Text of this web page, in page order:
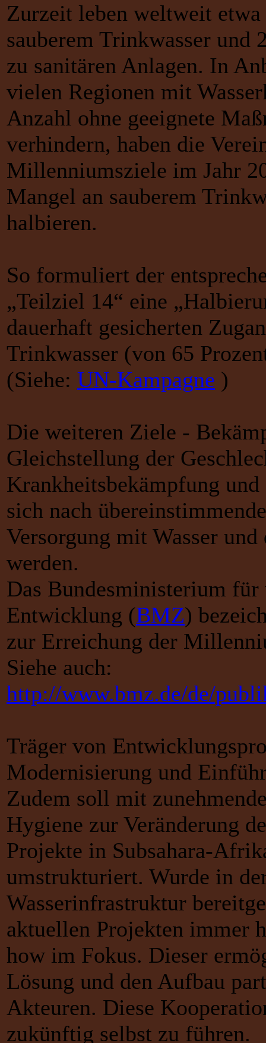
Zurzeit leben weltweit
sauberem Trinkwasser
zu sanitären Anlagen. In
vielen Regionen mit
Anzahl ohne geeignete
verhindern, haben die
Millenniumsziele im Jahr
Mangel an sauberem
halbieren.
So formuliert der
„Teilziel 14“ eine
dauerhaft gesicherten
Trinkwasser (von 65
(Siehe: UN-Kampagne )
Die weiteren Ziele -
Gleichstellung der
Krankheitsbekämpfung
sich nach
Versorgung mit Wasser
werden.
Das Bundesministerium
Entwicklung (BMZ)
zur Erreichung der
Siehe auch:
http://www.bmz.de/de/
Träger von
Modernisierung und
Zudem soll mit
Hygiene zur Veränderung
Projekte in Subsahara-
umstrukturiert. Wurde in
Wasserinfrastruktur
aktuellen Projekten immer
how im Fokus. Dieser
Lösung und den Aufbau
Akteuren. Diese
zukünftig selbst zu führen.